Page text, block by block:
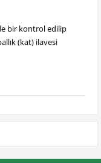
bir kontrol edilip
(kat) ilavesi